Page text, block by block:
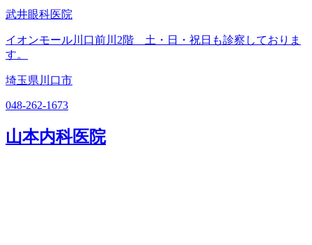
武井眼科医院
イオンモール川口前川2階 土・日・祝日も診察しておりま
す。
埼玉県川口市
048-262-1673
山本内科医院